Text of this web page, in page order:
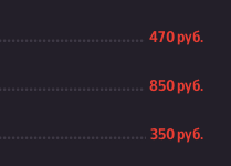
470 руб.
850 руб.
350 руб.